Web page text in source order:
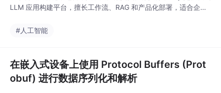
LLM 应用构建平台，擅长工作流、RAG 和产品化部署，适合企业
#人工智能
在嵌入式设备上使用 Protocol Buffers (Prot
obuf) 进行数据序列化和解析